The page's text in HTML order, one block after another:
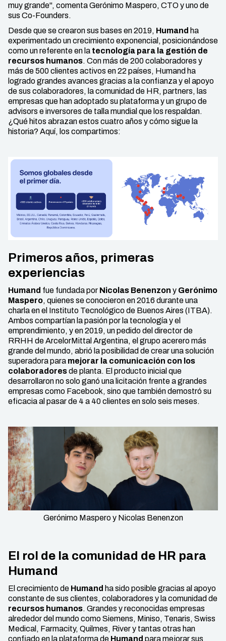
muy grande", comenta Gerónimo Maspero, CTO y uno de
sus Co-Founders.
Desde que se crearon sus bases en 2019, Humand ha
experimentado un crecimiento exponencial, posicionándose
como un referente en la tecnología para la gestión de
recursos humanos. Con más de 200 colaboradores y
más de 500 clientes activos en 22 países, Humand ha
logrado grandes avances gracias a la confianza y el apoyo
de sus colaboradores, la comunidad de HR, partners, las
empresas que han adoptado su plataforma y un grupo de
advisors e inversores de talla mundial que los respaldan.
¿Qué hitos abrazan estos cuatro años y cómo sigue la
historia? Aquí, los compartimos:
Primeros años, primeras
experiencias
Humand fue fundada por Nicolas Benenzon y Gerónimo
Maspero, quienes se conocieron en 2016 durante una
charla en el Instituto Tecnológico de Buenos Aires (ITBA).
Ambos compartían la pasión por la tecnología y el
emprendimiento, y en 2019, un pedido del director de
RRHH de ArcelorMittal Argentina, el grupo acerero más
grande del mundo, abrió la posibilidad de crear una solución
superadora para mejorar la comunicación con los
colaboradoresde planta. El producto inicial que
desarrollaron no solo ganó una licitación frente a grandes
empresas como Facebook, sino que también demostró su
eficacia al pasar de 4 a 40 clientes en solo seis meses.
Gerónimo Maspero y Nicolas Benenzon
El rol de la comunidad de HR para
Humand
El crecimiento de Humand ha sido posible gracias al apoyo
constante de sus clientes, colaboradores y la comunidad de
recursos humanos. Grandes y reconocidas empresas
alrededor del mundo como Siemens, Miniso, Tenaris, Swiss
Medical, Farmacity, Quilmes, River y tantas otras han
confiado en la plataforma de Humand para mejorar sus